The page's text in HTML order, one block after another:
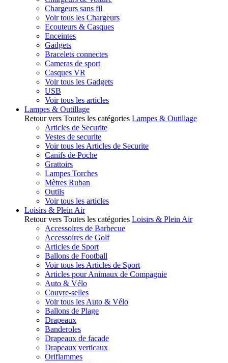
Chargeurs sans fil
Voir tous les Chargeurs
Ecouteurs & Casques
Enceintes
Gadgets
Bracelets connectes
Cameras de sport
Casques VR
Voir tous les Gadgets
USB
Voir tous les articles
Lampes & Outillage
Retour vers Toutes les catégories Lampes & Outillage
Articles de Securite
Vestes de securite
Voir tous les Articles de Securite
Canifs de Poche
Grattoirs
Lampes Torches
Mètres Ruban
Outils
Voir tous les articles
Loisirs & Plein Air
Retour vers Toutes les catégories Loisirs & Plein Air
Accessoires de Barbecue
Accessoires de Golf
Articles de Sport
Ballons de Football
Voir tous les Articles de Sport
Articles pour Animaux de Compagnie
Auto & Vélo
Couvre-selles
Voir tous les Auto & Vélo
Ballons de Plage
Drapeaux
Banderoles
Drapeaux de facade
Drapeaux verticaux
Oriflammes